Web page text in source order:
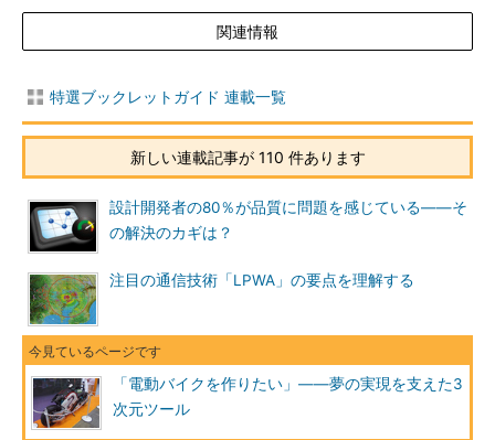
関連情報
特選ブックレットガイド 連載一覧
新しい連載記事が 110 件あります
設計開発者の80％が品質に問題を感じている――そ
の解決のカギは？
注目の通信技術「LPWA」の要点を理解する
「電動バイクを作りたい」――夢の実現を支えた3
次元ツール